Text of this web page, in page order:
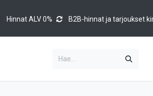
Hinnat ALV 0% B2B-hinnat ja tarjoukset